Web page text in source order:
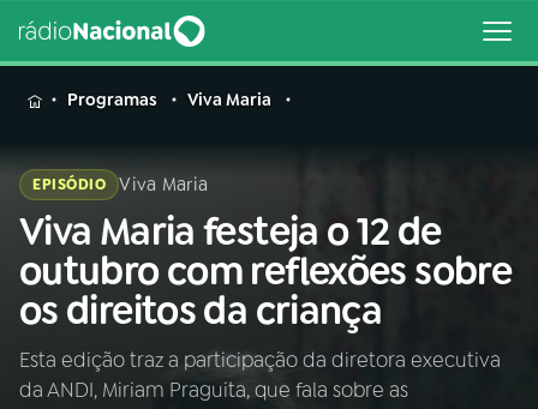
MENU
Buscar
na
Rádio
Nacional
Buscar
AO VIVO
Programas Viva Maria
EPISÓDIO Viva Maria
Viva Maria festeja o 12 de
outubro com reflexões sobre
os direitos da criança
Esta edição traz a participação da diretora executiva
da ANDI, Miriam Praguita, que fala sobre as